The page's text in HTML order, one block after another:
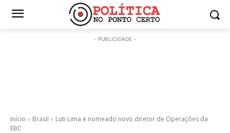
- PUBLICIDADE -
Início Brasil
Luti Lima é nomeado novo diretor de Operações da
EBC